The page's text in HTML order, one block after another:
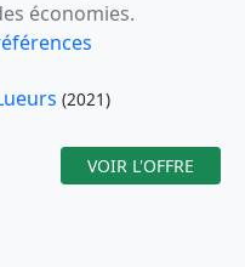
économies.
(2021)
VOIR L'OFFRE